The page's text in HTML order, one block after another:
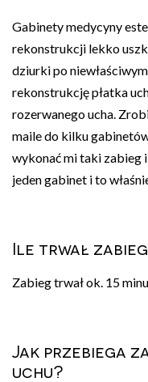
Gabinety medycyny
rekonstrukcji lekko
dziurki po
rekonstrukcję płatka
rozerwanego ucha.
maile do kilku
wykonać mi taki zabieg
jeden gabinet i to
Ile trwał
Zabieg trwał ok. 15
Jak przebiega
uchu?